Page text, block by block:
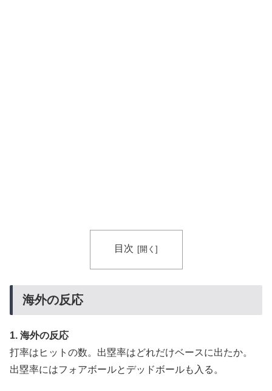
目次
海外の反応
1. 海外の反応
打率はヒットの数。出塁率はどれだけベースに出たか。
出塁率にはフォアボールとデッドボールも入る。